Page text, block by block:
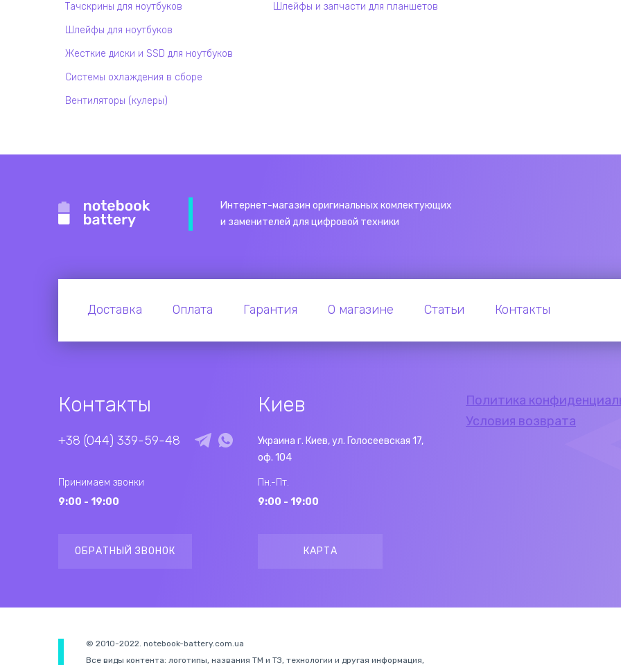
Тачскрины для ноутбуков
Шлейфы для ноутбуков
Жесткие диски и SSD для ноутбуков
Системы охлаждения в сборе
Вентиляторы (кулеры)
Шлейфы и запчасти для планшетов
Интернет-магазин оригинальных комлектующих
и заменителей для цифровой техники
Доставка Оплата Гарантия О магазине Статьи Контакты
Контакты
+38 (044) 339-59-48
Принимаем звонки
9:00 - 19:00
ОБРАТНЫЙ ЗВОНОК
Киев
Украина г. Киев, ул. Голосеевская 17,
оф. 104
Пн.-Пт.
9:00 - 19:00
КАРТА
Политика
Условия возврата
© 2010-2022. notebook-battery.com.ua
Все виды контента: логотипы, названия ТМ и ТЗ, технологии и другая информация,